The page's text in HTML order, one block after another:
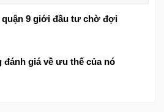
quận 9 giới đầu tư chờ đợi
đánh giá về ưu thế của nó